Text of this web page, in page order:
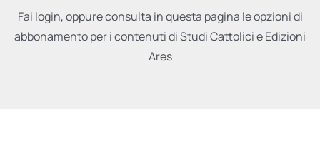
RECENSIONI
Fai login, oppure consulta in questa pagina le opzioni di
abbonamento per i contenuti di Studi Cattolici e Edizioni
Ares